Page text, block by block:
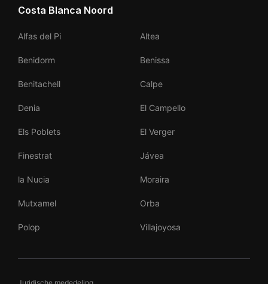
Costa Blanca Noord
Alfas del Pi Altea
Benidorm Benissa
Benitachell Calpe
Denia El Campello
Els Poblets El Verger
Finestrat Jávea
la Nucia Moraira
Mutxamel Orba
Polop Villajoyosa